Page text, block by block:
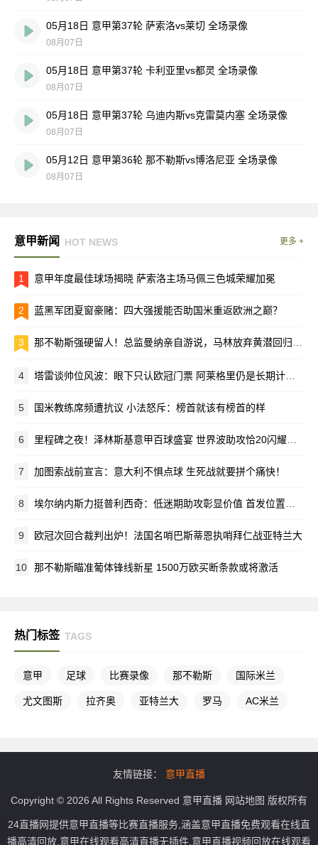
05月18日 意甲第37轮 萨索洛vs莱切 全场录像
08月07日
05月18日 意甲第37轮 卡利亚里vs都灵 全场录像
08月07日
05月18日 意甲第37轮 乌迪内斯vs克雷莫内塞 全场录像
08月07日
05月12日 意甲第36轮 那不勒斯vs博洛尼亚 全场录像
08月07日
意甲新闻 HOT NEWS 更多 +
1 意甲年度最佳球场揭晓 萨索洛主场马佩三色城荣耀加冕
2 蓝黑军团夏窗豪赌：四大强援能否助国米重返欧洲之巅？
3 那不勒斯强硬留人！总监曼纳亲自游说，马林放弃黄潜回归母队
4 塔雷谈帅位风波：眼下只认欧冠门票 阿莱格里仍是长期计划核心
5 国米教练席频遭抗议 小法怒斥：榜首就该有榜首的样
6 里程碑之夜！泽林斯基意甲百球盛宴 世界波助攻恰20闪耀梅阿查
7 加图索战前宣言：意大利不惧点球 生死战就要拼个痛快！
8 埃尔纳内斯力挺普利西奇：低迷期助攻彰显价值 首发位置该留给他
9 欧冠次回合裁判出炉！法国名哨巴斯蒂恩执哨拜仁战亚特兰大
10 那不勒斯瞄准葡体锋线新星 1500万欧买断条款或将激活
热门标签 TAGS
意甲 足球 比赛录像 那不勒斯 国际米兰
尤文图斯 拉齐奥 亚特兰大 罗马 AC米兰
友情链接： 意甲直播
Copyright © 2026 All Rights Reserved 意甲直播 网站地图 版权所有
24直播网提供意甲直播等比赛直播服务,涵盖意甲直播免费观看在线直
播高清回放,意甲在线观看高清直播无插件,意甲直播视频回放在线观看